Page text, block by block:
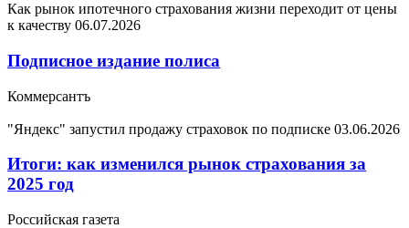
Как рынок ипотечного страхования жизни переходит от цены
к качеству 06.07.2026
Подписное издание полиса
Коммерсантъ
"Яндекс" запустил продажу страховок по подписке 03.06.2026
Итоги: как изменился рынок страхования за
2025 год
Российская газета